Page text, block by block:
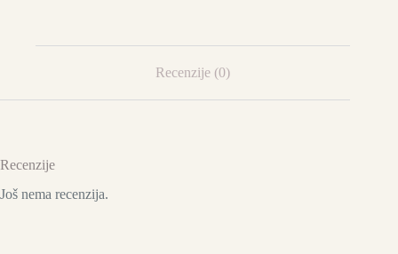
Recenzije (0)
Recenzije
Još nema recenzija.